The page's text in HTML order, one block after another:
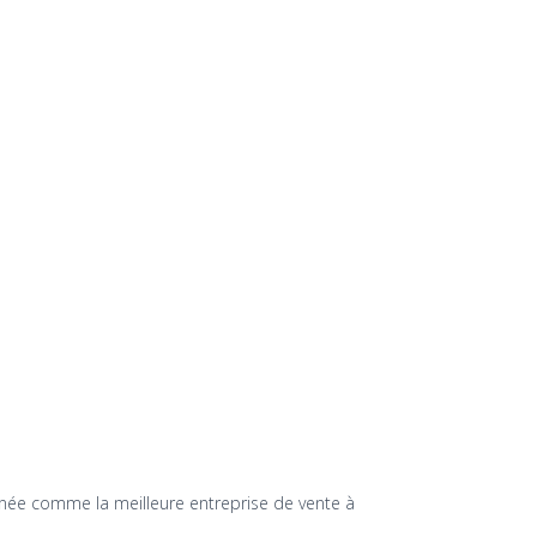
comme la meilleure entreprise de vente à